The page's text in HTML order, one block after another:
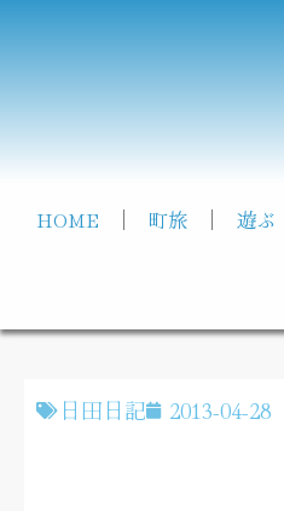
HOME 町旅 遊ぶ
日田日記 2013-04-28